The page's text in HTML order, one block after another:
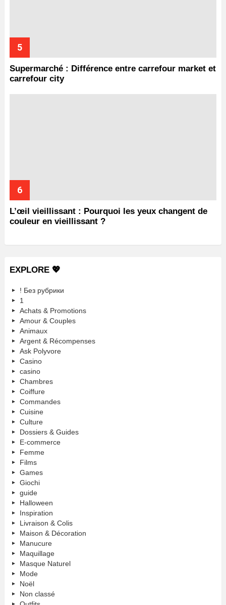
Supermarché : Différence entre carrefour market et
carrefour city
L’œil vieillissant : Pourquoi les yeux changent de
couleur en vieillissant ?
EXPLORE 💖
! Без рубрики
1
Achats & Promotions
Amour & Couples
Animaux
Argent & Récompenses
Ask Polyvore
Casino
casino
Chambres
Coiffure
Commandes
Cuisine
Culture
Dossiers & Guides
E-commerce
Femme
Films
Games
Giochi
guide
Halloween
Inspiration
Livraison & Colis
Maison & Décoration
Manucure
Maquillage
Masque Naturel
Mode
Noël
Non classé